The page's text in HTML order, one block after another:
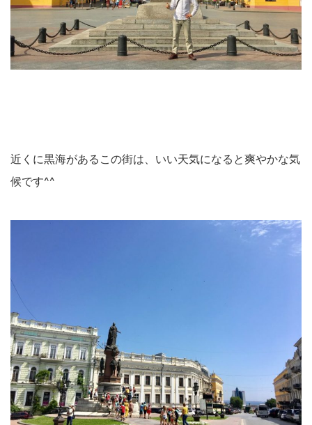
近くに黒海があるこの街は、いい天気になると爽やかな気
候です^^